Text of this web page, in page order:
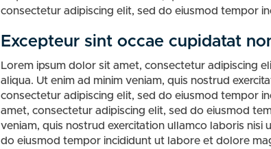
consectetur adipiscing elit, sed do eiusmod tempor
Excepteur sint occae cupidatat
Lorem ipsum dolor sit amet, consectetur adipiscing
aliqua. Ut enim ad minim veniam, quis nostrud
consectetur adipiscing elit, sed do eiusmod tempor
amet, consectetur adipiscing elit, sed do eiusmod
veniam, quis nostrud exercitation ullamco laboris
do eiusmod tempor incididunt ut labore et dolore